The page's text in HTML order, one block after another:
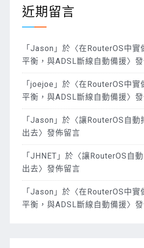
近期留言
「 Jason 」於〈在RouterOS中實
平衡，與ADSL斷線自動備援〉
「 joejoe 」於〈在RouterOS中實
平衡，與ADSL斷線自動備援〉
「 Jason 」於〈讓RouterOS自動
出去〉發佈留言
「 JHNET 」於〈讓RouterOS自
出去〉發佈留言
「 Jason 」於〈在RouterOS中實
平衡，與ADSL斷線自動備援〉